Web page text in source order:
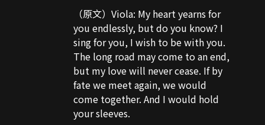
（原文）Viola: My heart yearns for
you endlessly, but do you know? I
sing for you, I wish to be with you.
The long road may come to an end,
but my love will never cease. If by
fate we meet again, we would
come together. And I would hold
your sleeves.